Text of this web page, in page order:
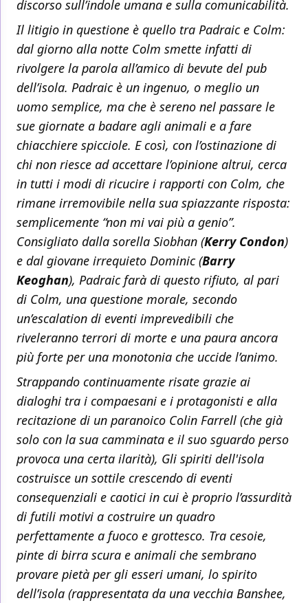
discorso sull’indole umana e sulla comunicabilità.
Il litigio in questione è quello tra Padraic e Colm:
dal giorno alla notte Colm smette infatti di
rivolgere la parola all’amico di bevute del pub
dell’isola. Padraic è un ingenuo, o meglio un
uomo semplice, ma che è sereno nel passare le
sue giornate a badare agli animali e a fare
chiacchiere spicciole. E così, con l’ostinazione di
chi non riesce ad accettare l’opinione altrui, cerca
in tutti i modi di ricucire i rapporti con Colm, che
rimane irremovibile nella sua spiazzante risposta:
semplicemente “non mi vai più a genio”.
Consigliato dalla sorella Siobhan (Kerry Condon)
e dal giovane irrequieto Dominic (Barry
Keoghan), Padraic farà di questo rifiuto, al pari
di Colm, una questione morale, secondo
un’escalation di eventi imprevedibili che
riveleranno terrori di morte e una paura ancora
più forte per una monotonia che uccide l’animo.
Strappando continuamente risate grazie ai
dialoghi tra i compaesani e i protagonisti e alla
recitazione di un paranoico Colin Farrell (che già
solo con la sua camminata e il suo sguardo perso
provoca una certa ilarità), Gli spiriti dell'isola
costruisce un sottile crescendo di eventi
consequenziali e caotici in cui è proprio l’assurdità
di futili motivi a costruire un quadro
perfettamente a fuoco e grottesco. Tra cesoie,
pinte di birra scura e animali che sembrano
provare pietà per gli esseri umani, lo spirito
dell’isola (rappresentata da una vecchia Banshee,